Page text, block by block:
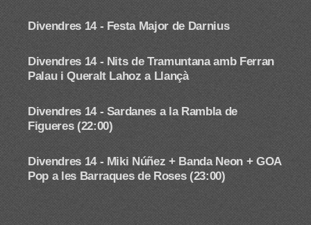
Divendres 14 - Festa Major de Darnius
Divendres 14 - Nits de Tramuntana amb Ferran
Palau i Queralt Lahoz a Llançà
Divendres 14 - Sardanes a la Rambla de
Figueres (22:00)
Divendres 14 - Miki Núñez + Banda Neon + GOA
Pop a les Barraques de Roses (23:00)